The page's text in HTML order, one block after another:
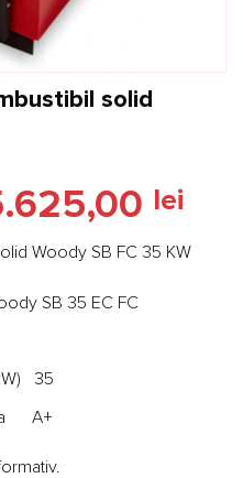
solid
lei.
lei
este:
Woody SB FC 35 KW
SB 35 EC FC
35
A+